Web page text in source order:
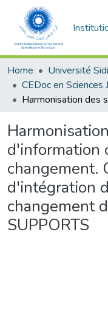
Home
d'information
changement.
d'intégration
changement
SUPPORTS